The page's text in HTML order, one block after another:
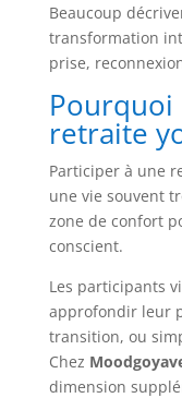
Beaucoup
transformation
prise,
retraite
Participer à une
une vie souvent
zone de confort
conscient.
Les participants
approfondir leur
transition, ou
Chez
dimension